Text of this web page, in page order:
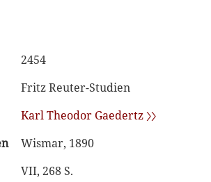
2454
Fritz Reuter-Studien
Karl Theodor Gaedertz 〉〉
Wismar, 1890
VII, 268 S.